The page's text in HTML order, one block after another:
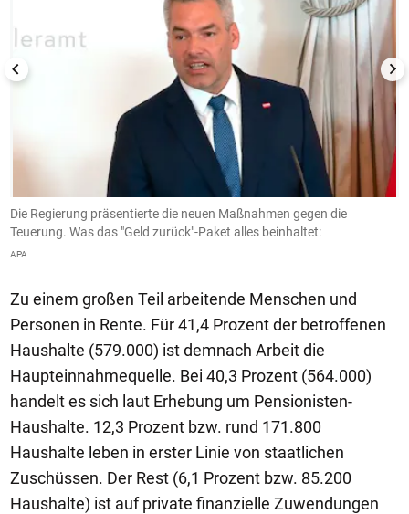
Die Regierung präsentierte die neuen Maßnahmen gegen die
Teuerung. Was das "Geld zurück"-Paket alles beinhaltet:
APA
Zu einem großen Teil arbeitende Menschen und
Personen in Rente. Für 41,4 Prozent der betroffenen
Haushalte (579.000) ist demnach Arbeit die
Haupteinnahmequelle. Bei 40,3 Prozent (564.000)
handelt es sich laut Erhebung um Pensionisten-
Haushalte. 12,3 Prozent bzw. rund 171.800
Haushalte leben in erster Linie von staatlichen
Zuschüssen. Der Rest (6,1 Prozent bzw. 85.200
Haushalte) ist auf private finanzielle Zuwendungen